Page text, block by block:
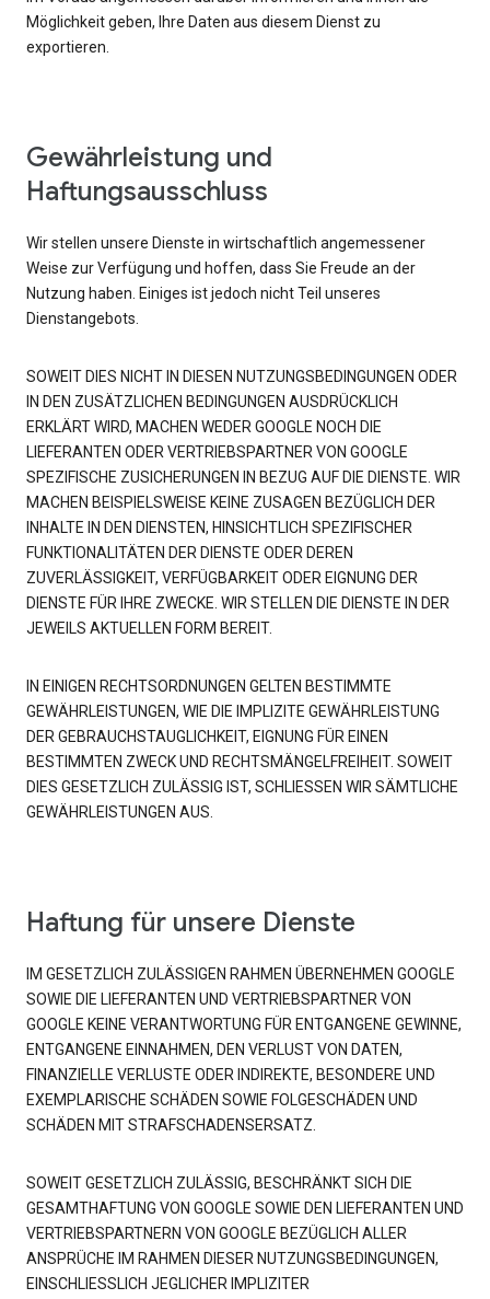
Möglichkeit geben, Ihre Daten aus diesem Dienst zu
exportieren.
Gewährleistung und
Haftungsausschluss
Wir stellen unsere Dienste in wirtschaftlich angemessener
Weise zur Verfügung und hoffen, dass Sie Freude an der
Nutzung haben. Einiges ist jedoch nicht Teil unseres
Dienstangebots.
SOWEIT DIES NICHT IN DIESEN NUTZUNGSBEDINGUNGEN ODER
IN DEN ZUSÄTZLICHEN BEDINGUNGEN AUSDRÜCKLICH
ERKLÄRT WIRD, MACHEN WEDER GOOGLE NOCH DIE
LIEFERANTEN ODER VERTRIEBSPARTNER VON GOOGLE
SPEZIFISCHE ZUSICHERUNGEN IN BEZUG AUF DIE DIENSTE. WIR
MACHEN BEISPIELSWEISE KEINE ZUSAGEN BEZÜGLICH DER
INHALTE IN DEN DIENSTEN, HINSICHTLICH SPEZIFISCHER
FUNKTIONALITÄTEN DER DIENSTE ODER DEREN
ZUVERLÄSSIGKEIT, VERFÜGBARKEIT ODER EIGNUNG DER
DIENSTE FÜR IHRE ZWECKE. WIR STELLEN DIE DIENSTE IN DER
JEWEILS AKTUELLEN FORM BEREIT.
IN EINIGEN RECHTSORDNUNGEN GELTEN BESTIMMTE
GEWÄHRLEISTUNGEN, WIE DIE IMPLIZITE GEWÄHRLEISTUNG
DER GEBRAUCHSTAUGLICHKEIT, EIGNUNG FÜR EINEN
BESTIMMTEN ZWECK UND RECHTSMÄNGELFREIHEIT. SOWEIT
DIES GESETZLICH ZULÄSSIG IST, SCHLIESSEN WIR SÄMTLICHE
GEWÄHRLEISTUNGEN AUS.
Haftung für unsere Dienste
IM GESETZLICH ZULÄSSIGEN RAHMEN ÜBERNEHMEN GOOGLE
SOWIE DIE LIEFERANTEN UND VERTRIEBSPARTNER VON
GOOGLE KEINE VERANTWORTUNG FÜR ENTGANGENE GEWINNE,
ENTGANGENE EINNAHMEN, DEN VERLUST VON DATEN,
FINANZIELLE VERLUSTE ODER INDIREKTE, BESONDERE UND
EXEMPLARISCHE SCHÄDEN SOWIE FOLGESCHÄDEN UND
SCHÄDEN MIT STRAFSCHADENSERSATZ.
SOWEIT GESETZLICH ZULÄSSIG, BESCHRÄNKT SICH DIE
GESAMTHAFTUNG VON GOOGLE SOWIE DEN LIEFERANTEN UND
VERTRIEBSPARTNERN VON GOOGLE BEZÜGLICH ALLER
ANSPRÜCHE IM RAHMEN DIESER NUTZUNGSBEDINGUNGEN,
EINSCHLIESSLICH JEGLICHER IMPLIZITER